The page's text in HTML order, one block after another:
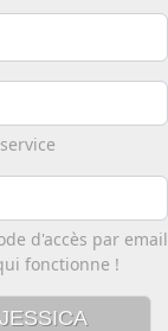
d'accès par email
fonctionne !